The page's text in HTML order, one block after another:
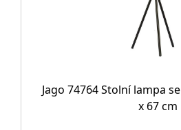
Jago 74764 Stolní lampa
x 67 cm